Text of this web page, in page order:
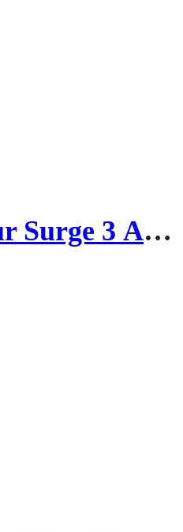
Under Armour Surge 3 Αθλητικά Παπούτσια Running 3024894-107 Λευκά